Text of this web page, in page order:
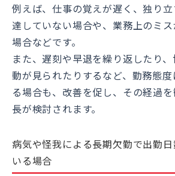
例えば、仕事の覚えが遅く、独り
達していない場合や、業務上のミ
場合などです。
また、遅刻や早退を繰り返したり
動が見られたりするなど、勤務態
る場合も、改善を促し、その経過
長が検討されます。
病気や怪我による長期欠勤で出勤
いる場合